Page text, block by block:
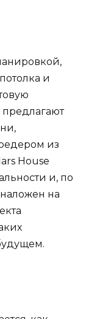
и
предлагают
из
House
и, по
на